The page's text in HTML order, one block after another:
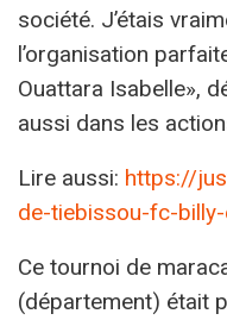
société. J’étais
l’organisation
Ouattara Isabelle»,
aussi dans les
Lire aussi: https://
de-tiebissou-fc-
Ce tournoi de
(département) était